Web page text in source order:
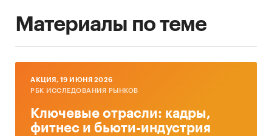
Материалы по теме
AКЦИЯ, 19 ИЮНЯ 2026
РБК ИССЛЕДОВАНИЯ РЫНКОВ
Ключевые отрасли: кадры,
фитнес и бьюти-индустрия